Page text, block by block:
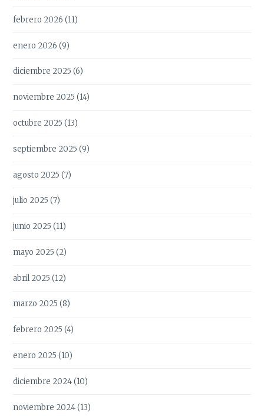
febrero 2026 (11)
enero 2026 (9)
diciembre 2025 (6)
noviembre 2025 (14)
octubre 2025 (13)
septiembre 2025 (9)
agosto 2025 (7)
julio 2025 (7)
junio 2025 (11)
mayo 2025 (2)
abril 2025 (12)
marzo 2025 (8)
febrero 2025 (4)
enero 2025 (10)
diciembre 2024(10)
noviembre 2024(13)